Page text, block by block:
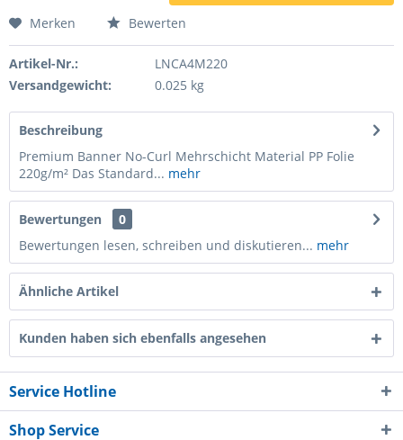
Merken Bewerten
Artikel-Nr.:
LNCA4M220
Versandgewicht:
0.025 kg
Beschreibung
Premium Banner No-Curl Mehrschicht Material PP Folie
220g/m² Das Standard... mehr
Bewertungen
0
Bewertungen lesen, schreiben und diskutieren... mehr
Ähnliche Artikel
Kunden haben sich ebenfalls angesehen
Service Hotline
Shop Service